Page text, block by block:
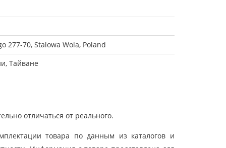
277-70, Stalowa Wola, Poland
Тайване
отличаться от реального.
товара по данным из каталогов и